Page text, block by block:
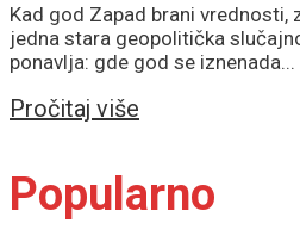
Kad god Zapad brani
jedna stara geopolitička
ponavlja: gde god se iznenada...
Pročitaj više
Popularno